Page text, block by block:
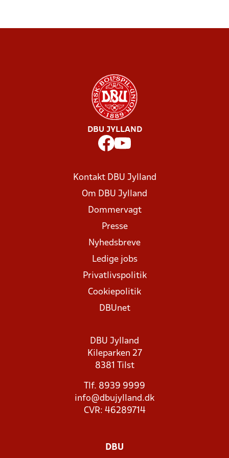
DBU JYLLAND
Kontakt DBU Jylland
Om DBU Jylland
Dommervagt
Presse
Nyhedsbreve
Ledige jobs
Privatlivspolitik
Cookiepolitik
DBUnet
DBU Jylland
Kileparken 27
8381 Tilst
Tlf. 8939 9999
info@dbujylland.dk
CVR: 46289714
DBU